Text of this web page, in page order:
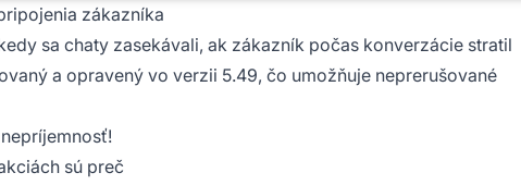
zákazníka
sa chaty zasekávali, ak zákazník počas konverzácie stratil
a opravený vo verzii 5.49, čo umožňuje neprerušované
sú preč